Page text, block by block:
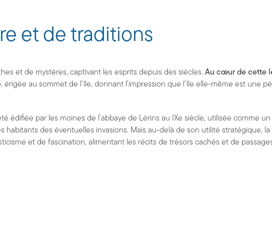
et de traditions
et de mystères, captivant les esprits depuis des siècles.Au cœur de cette
, érigée au sommet de l’île, donnant l’impression que l’île elle-même est une
édifiée par les moines de l’abbaye de Lérins au IXe siècle, utilisée comme
habitants des éventuelles invasions. Mais au-delà de son utilité stratégique,
et de fascination, alimentant les récits de trésors cachés et de